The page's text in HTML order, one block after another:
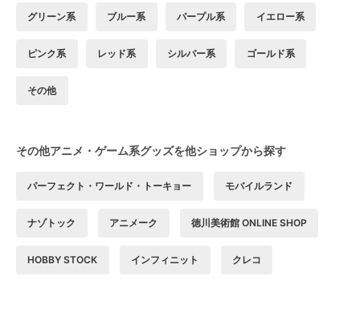
グリーン系 ブルー系 パープル系 イエロー系
ピンク系 レッド系 シルバー系 ゴールド系
その他
その他アニメ・ゲーム系グッズを他ショップから探す
パーフェクト・ワールド・トーキョー モバイルランド
ナゾトック アニメーク 徳川美術館 ONLINE SHOP
HOBBY STOCK インフィニット クレコ